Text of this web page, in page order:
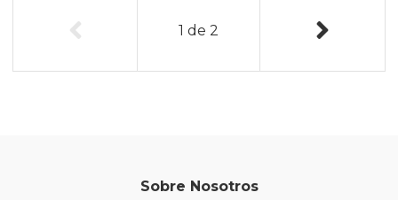
1 de 2
Sobre Nosotros